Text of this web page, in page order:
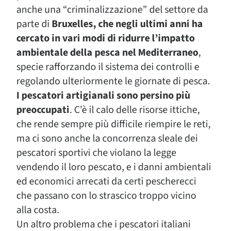
anche una “criminalizzazione” del settore da
parte di Bruxelles, che negli ultimi anni ha
cercato in vari modi di ridurre l’impatto
ambientale della pesca nel Mediterraneo,
specie rafforzando il sistema dei controlli e
regolando ulteriormente le giornate di pesca.
I pescatori artigianali sono persino più
preoccupati. C’è il calo delle risorse ittiche,
che rende sempre più difficile riempire le reti,
ma ci sono anche la concorrenza sleale dei
pescatori sportivi che violano la legge
vendendo il loro pescato, e i danni ambientali
ed economici arrecati da certi pescherecci
che passano con lo strascico troppo vicino
alla costa.
Un altro problema che i pescatori italiani